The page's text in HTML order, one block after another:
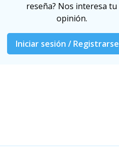
reseña? Nos interesa tu
opinión.
Iniciar sesión / Registrarse